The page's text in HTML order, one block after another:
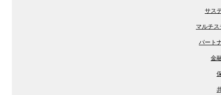
サス
マルチ
パート
金